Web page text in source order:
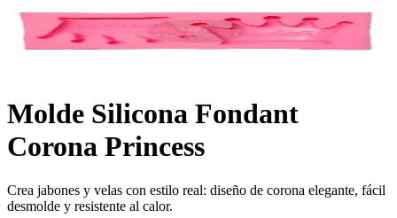
Molde Silicona Fondant
Corona Princess
Crea jabones y velas con estilo real: diseño de corona elegante, fácil
desmolde y resistente al calor.